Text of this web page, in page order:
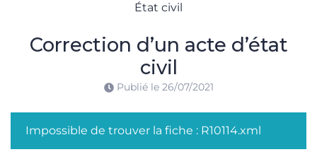
État civil
Correction d’un acte d’état
civil
Publié le 26/07/2021
Impossible de trouver la fiche : R10114.xml